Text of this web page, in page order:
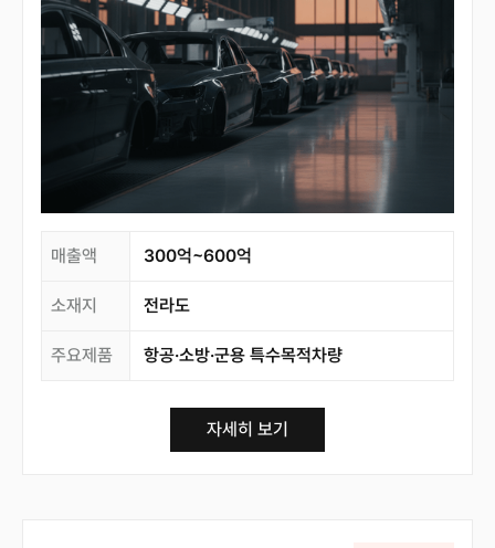
매출액 300억~600억
소재지 전라도
주요제품 항공·소방·군용 특수목적차량
자세히 보기